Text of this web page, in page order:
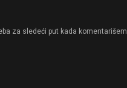
za sledeći put kada komentarišem.